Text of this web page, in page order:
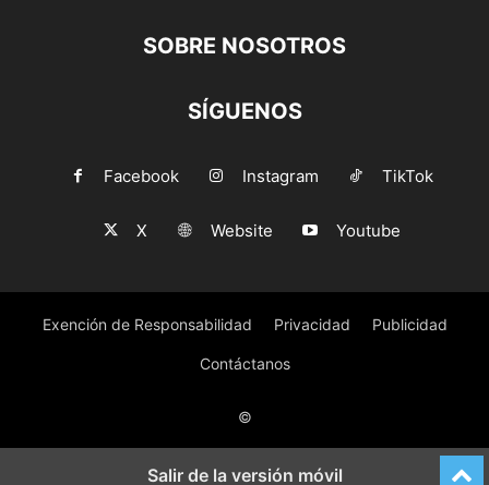
SOBRE NOSOTROS
SÍGUENOS
Facebook Instagram TikTok
X Website Youtube
Exención de Responsabilidad Privacidad Publicidad
Contáctanos
©
Salir de la versión móvil